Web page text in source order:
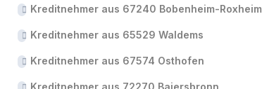
Kreditnehmer aus 67240 Bobenheim-Roxheim
Kreditnehmer aus 65529 Waldems
Kreditnehmer aus 67574 Osthofen
Kreditnehmer aus 72270 Baiersbronn